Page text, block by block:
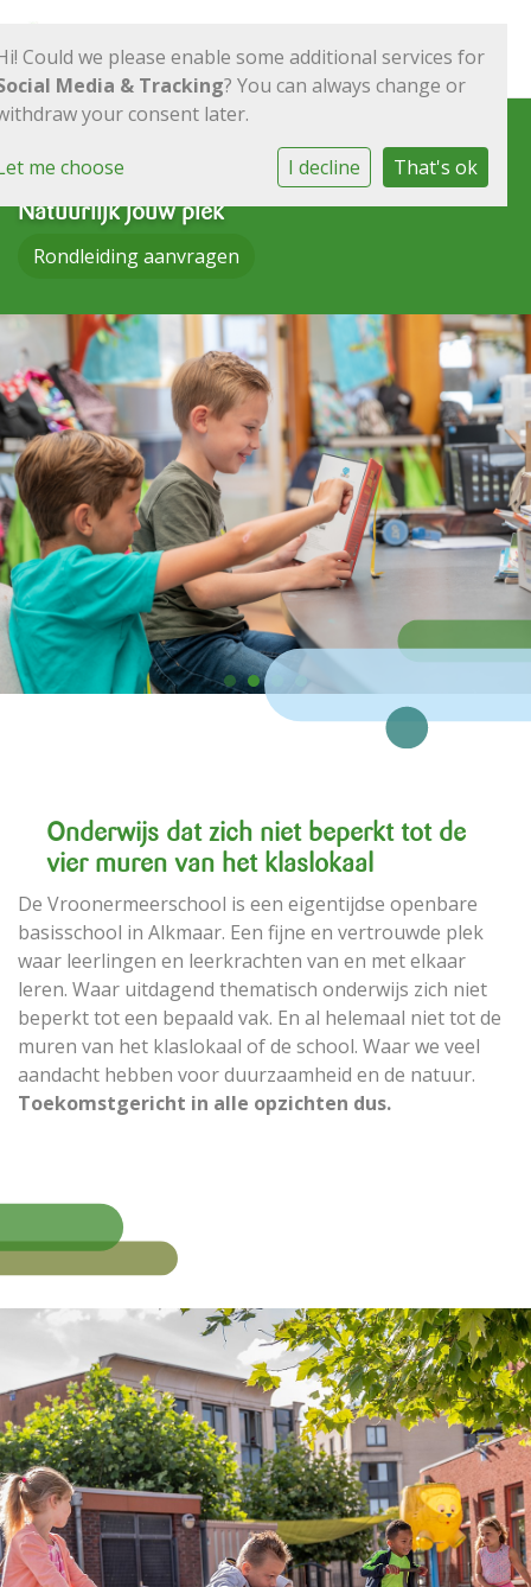
Vroonermeerschool
Natuurlijk jouw plek
Rondleiding aanvragen
Onderwijs dat zich niet beperkt tot de
vier muren van het klaslokaal
De Vroonermeerschool is een eigentijdse openbare
basisschool in Alkmaar. Een fijne en vertrouwde plek
waar leerlingen en leerkrachten van en met elkaar
leren. Waar uitdagend thematisch onderwijs zich niet
beperkt tot een bepaald vak. En al helemaal niet tot de
muren van het klaslokaal of de school. Waar we veel
aandacht hebben voor duurzaamheid en de natuur.
Toekomstgericht in alle opzichten dus.
Could we please enable some additional services for
Media & Tracking? You can always change or
your consent later.
me choose I decline That's ok